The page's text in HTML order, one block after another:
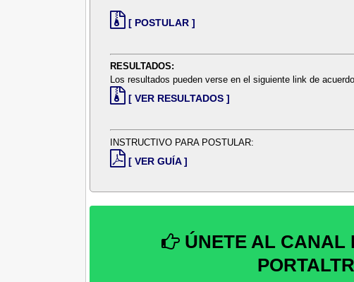
[ POSTULAR ]
RESULTADOS:
Los resultados pueden verse en el siguiente link de
[ VER RESULTADOS ]
INSTRUCTIVO PARA POSTULAR:
[ VER GUÍA ]
ÚNETE AL CANAL